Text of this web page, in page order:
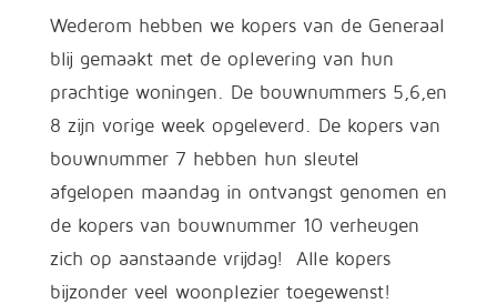
Wederom hebben we kopers van de Generaal
blij gemaakt met de oplevering van hun
prachtige woningen. De bouwnummers 5,6,en
8 zijn vorige week opgeleverd. De kopers van
bouwnummer 7 hebben hun sleutel
afgelopen maandag in ontvangst genomen en
de kopers van bouwnummer 10 verheugen
zich op aanstaande vrijdag! Alle kopers
bijzonder veel woonplezier toegewenst!